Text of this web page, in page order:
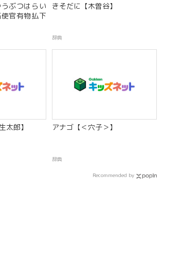
ぶつはらい
官有物払下
きそだに【木曽谷】
辞典
太郎】 アナゴ【＜穴子＞】
辞典
Recommended by